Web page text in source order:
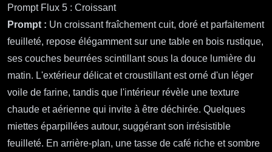
Prompt Flux 5 : Croissant
Prompt : Un croissant fraîchement cuit, doré et parfaitement
feuilleté, repose élégamment sur une table en bois rustique,
ses couches beurrées scintillant sous la douce lumière du
matin. L'extérieur délicat et croustillant est orné d'un léger
voile de farine, tandis que l'intérieur révèle une texture
chaude et aérienne qui invite à être déchirée. Quelques
miettes éparpillées autour, suggérant son irrésistible
feuilleté. En arrière-plan, une tasse de café riche et sombre